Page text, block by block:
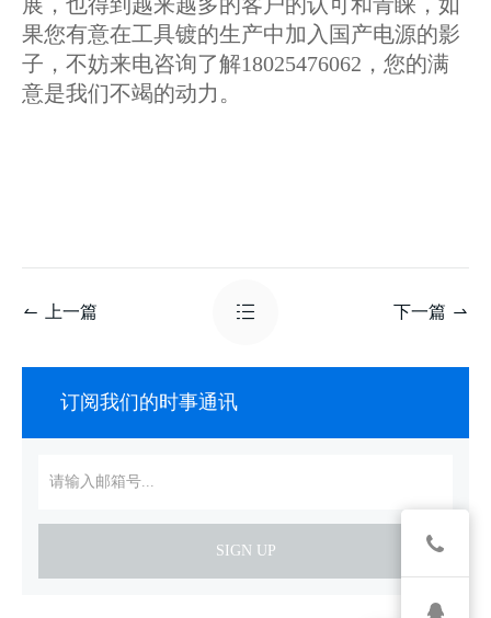
果您有意在工具镀的生产中加入国产电源的影
子，不妨来电咨询了解18025476062，您的满
意是我们不竭的动力。
上一篇 下一篇
订阅我们的时事通讯
SIGN UP